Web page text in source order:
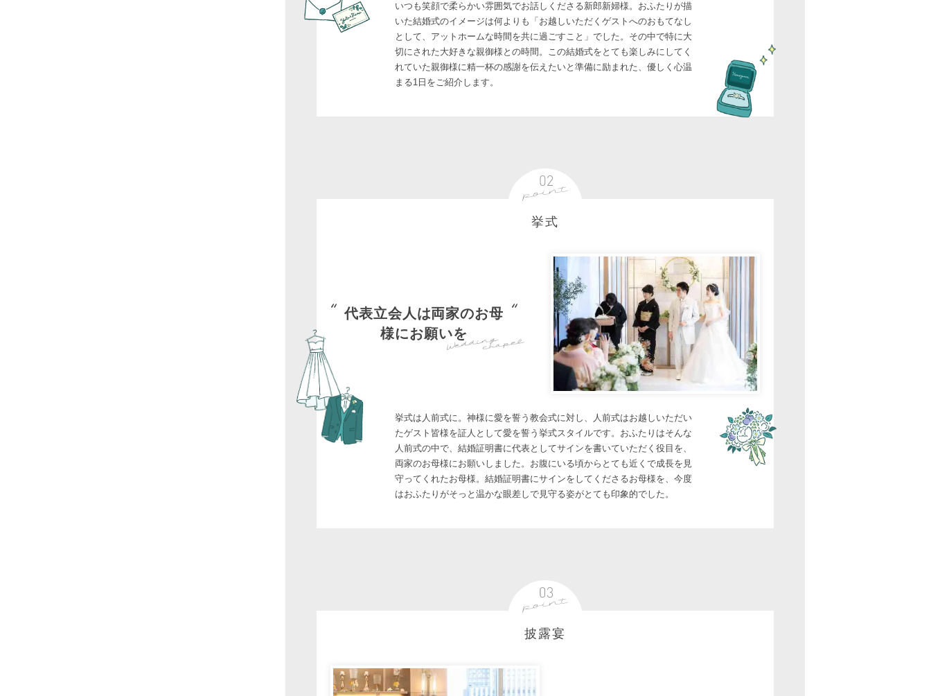
いつも笑顔で柔らかい雰囲気でお話しくださる新郎新婦様。おふたりが描
いた結婚式のイメージは何よりも「お越しいただくゲストへのおもてなし
として、アットホームな時間を共に過ごすこと」でした。その中で特に大
切にされた大好きな親御様との時間。この結婚式をとても楽しみにしてく
れていた親御様に精一杯の感謝を伝えたいと準備に励まれた、優しく心温
まる1日をご紹介します。
挙式
代表立会人は両家のお母
様にお願いを
挙式は人前式に。神様に愛を誓う教会式に対し、人前式はお越しいただい
たゲスト皆様を証人として愛を誓う挙式スタイルです。おふたりはそんな
人前式の中で、結婚証明書に代表としてサインを書いていただく役目を、
両家のお母様にお願いしました。お腹にいる頃からとても近くで成長を見
守ってくれたお母様。結婚証明書にサインをしてくださるお母様を、今度
はおふたりがそっと温かな眼差しで見守る姿がとても印象的でした。
披露宴